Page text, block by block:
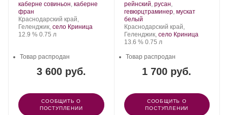
Криница.
Сорт
каберне совиньон, каберне
фран
Регион:
Краснодарский край,
Геленджик, село Криница
Крепость
12.9 %. Объем
0.75 л
3 600 руб.
Товар распродан
СООБЩИТЬ О
ПОСТУПЛЕНИИ
Криница.
Сорт
винограда:
рейнский, русан,
гевюрцтраминер, мускат
белый.
Регион:
Краснодарский край,
Геленджик, село Криница
Крепость
13.6 %. Объем
0.75 л
1 700 руб.
Товар распродан
СООБЩИТЬ О
ПОСТУПЛЕНИИ